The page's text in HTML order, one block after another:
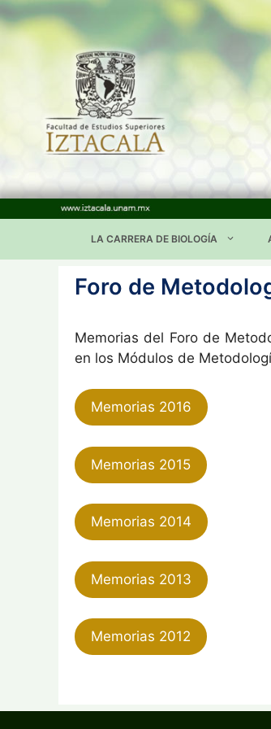
Saltar
al
LA CARRERA DE BIOLOGÍA
Foro de
Memorias del Foro de
en los Módulos de
Memorias 2016
Memorias 2015
Memorias 2014
Memorias 2013
Memorias 2012